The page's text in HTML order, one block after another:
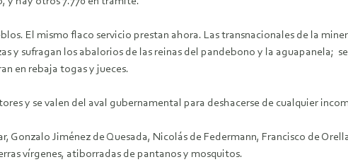
El mismo flaco servicio prestan ahora. Las transnacionales de la
y sufragan los abalorios de las reinas del pandebono y la aguapanela;
en rebaja togas y jueces.
y se valen del aval gubernamental para deshacerse de cualquier
Jiménez de Quesada, Nicolás de Federmann, Francisco de
vírgenes, atiborradas de pantanos y mosquitos.